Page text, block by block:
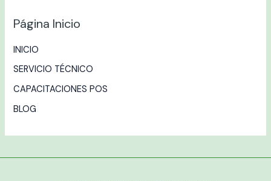
Página Inicio
INICIO
SERVICIO TÉCNICO
CAPACITACIONES POS
BLOG